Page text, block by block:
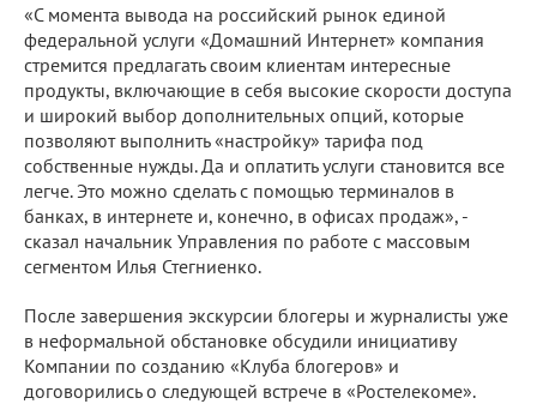
«С момента вывода на российский рынок единой
федеральной услуги «Домашний Интернет» компания
стремится предлагать своим клиентам интересные
продукты, включающие в себя высокие скорости доступа
и широкий выбор дополнительных опций, которые
позволяют выполнить «настройку» тарифа под
собственные нужды. Да и оплатить услуги становится все
легче. Это можно сделать с помощью терминалов в
банках, в интернете и, конечно, в офисах продаж», -
сказал начальник Управления по работе с массовым
сегментом Илья Стегниенко.
После завершения экскурсии блогеры и журналисты уже
в неформальной обстановке обсудили инициативу
Компании по созданию «Клуба блогеров» и
договорились о следующей встрече в «Ростелекоме».